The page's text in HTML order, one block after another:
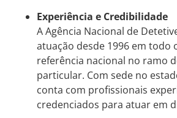
Experiência e Credibilidade
A Agência Nacional de
atuação desde 1996 em todo
referência nacional no ramo
particular. Com sede no
conta com profissionais
credenciados para atuar em